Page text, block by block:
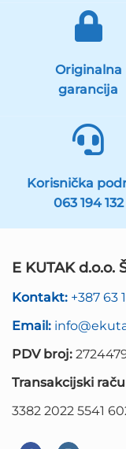
Originalna
garancija
Korisnička
063 194 132
E KUTAK d.o.o.
Kontakt: +387 63
Email:
PDV broj:
Transakcijski
3382 2022 5541